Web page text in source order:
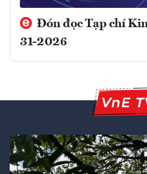
Đón đọc Tạp chí
31-2026